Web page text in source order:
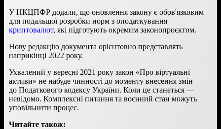
У НКЦПФР додали, що оновлення закону є обов'язковим
для подальшої розробки норм з оподаткування
криптовалют, які підготують окремим законопроєктом.
Нову редакцію документа орієнтовно представлять
наприкінці 2022 року.
Ухвалений у вересні 2021 року закон «Про віртуальні
активи» не набуде чинності до моменту внесення змін
до Податкового кодексу України. Коли це станеться —
невідомо. Комплексні питання та воєнний стан можуть
уповільнити процес.
Читайте також: